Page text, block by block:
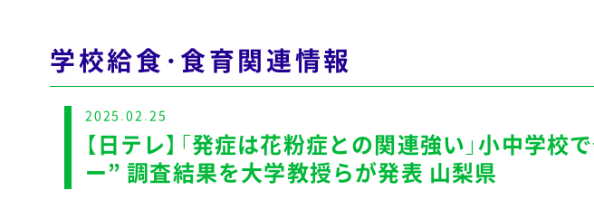
学校給食・食育関連情報
2025.02.25
【日テレ】「発症は花粉症との関連強い」小中学
ー” 調査結果を大学教授らが発表 山梨県